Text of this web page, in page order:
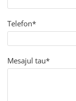
Telefon*
Mesajul tau*